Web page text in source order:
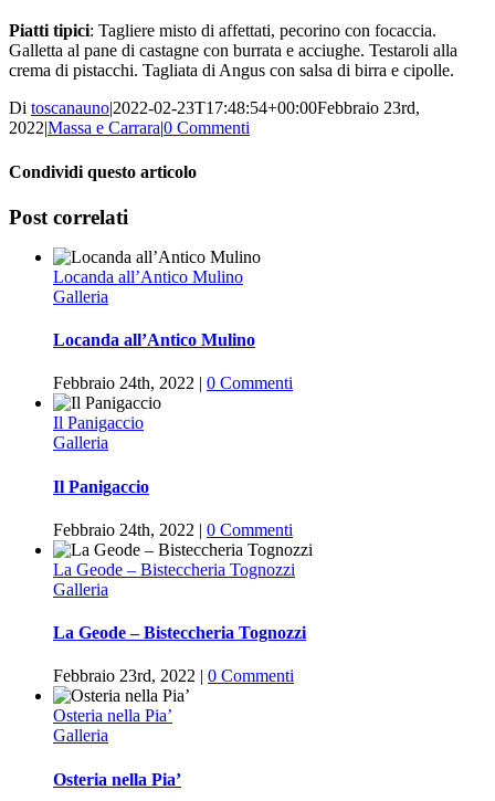
Piatti tipici: Tagliere misto di affettati, pecorino con focaccia.
Galletta al pane di castagne con burrata e acciughe. Testaroli alla
crema di pistacchi. Tagliata di Angus con salsa di birra e cipolle.
Di toscanauno|2022-02-23T17:48:54+00:00Febbraio 23rd,
2022|Massa e Carrara|0 Commenti
Condividi questo articolo
Facebook
Twitter
WhatsApp
Pinterest
Vk
Post correlati
Locanda all’Antico Mulino
Galleria
Locanda all’Antico Mulino
Febbraio 24th, 2022 | 0 Commenti
Il Panigaccio
Galleria
Il Panigaccio
Febbraio 24th, 2022 | 0 Commenti
La Geode – Bisteccheria Tognozzi
Galleria
La Geode – Bisteccheria Tognozzi
Febbraio 23rd, 2022 | 0 Commenti
Osteria nella Pia’
Galleria
Osteria nella Pia’